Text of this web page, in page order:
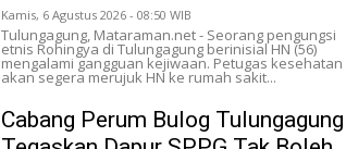
Kamis, 6 Agustus 2026 - 08:50 WIB
Tulungagung, Mataraman.net - Seorang pengungsi
etnis Rohingya di Tulungagung berinisial HN (56)
mengalami gangguan kejiwaan. Petugas kesehatan
akan segera merujuk HN ke rumah sakit...
Cabang Perum Bulog Tulungagung